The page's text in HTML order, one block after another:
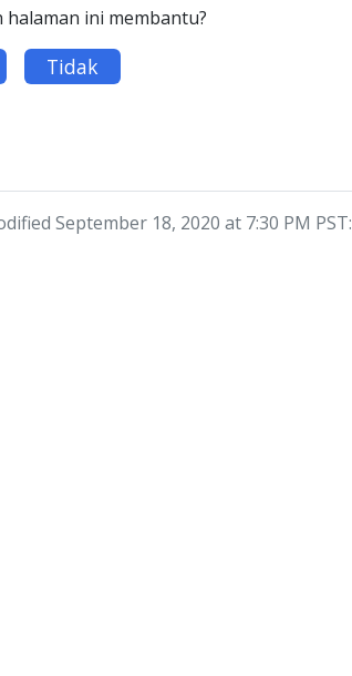
halaman ini membantu?
Tidak
September 18, 2020 at 7:30 PM PST: